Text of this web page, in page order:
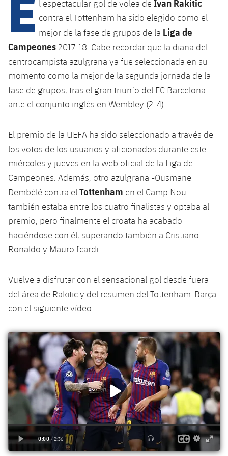
plusicon
más
Instalaciones
Spotify Camp Nou
Barça Cafe
Ciutat Esportiva
La Masia
plusicon
más
Servicios
Servicios Médicos
plusicon
más
Acreditaciones
SUB13
SUB12
SUB11 B
SUB10 B
SUB9 A
SUB9 B
SUB8 A
SUB8 B
SUB13 B
SUB12 C
SUB11 C
Entradas
Gameday Shows
Resultados
Clasificación
Fotos
Historia
Palmarés
Base
Barça Atlètic
Cadete A
Cadete B
Infantil A
Mini
Campus Verano
PLUSICON
Primer Equipo
plusicon
más
Calendario
Entradas
Resultados
Clasificaciones
Jugadores
Fotos
Palmarés
Barça Atlètic
plusicon
más
Calendario
Resultados
Clasificaciones
Jugadores
Fotos
Juvenil
Cadete A
Cadete B
PLUSICON
MÁS
Primer equipo
plusicon
más
Actualidad
Calendario
Entradas
Clasificaciones
Fotos
Palmarés
Historia
Barça Atlètic
plusicon
más
Actualidad
Calendario
Resultados
Base
plusicon
más
Actualidad
Juvenil
Cadete
Infantil
Alevín
Campus Verano
PLUSICON
MÁS
Primer equipo
plusicon
más
Actualidad
Calendario
Entradas
Resultados
Clasificaciones
Barça Atlètic
plusicon
más
Actualidad
Calendario
Resultados
Jugadores
Base
plusicon
más
Actualidad
Barça C
Junior
Campus Verano
PLUSICON
MÁS
Información general
plusicon
más
l espectacular gol de volea de Ivan Rakitic
contra el Tottenham ha sido elegido como el
mejor de la fase de grupos de la Liga de
Campeones 2017-18. Cabe recordar que la diana del
centrocampista azulgrana ya fue seleccionada en su
momento como la mejor de la segunda jornada de la
fase de grupos, tras el gran triunfo del FC Barcelona
ante el conjunto inglés en Wembley (2-4).
El premio de la UEFA ha sido seleccionado a través de
los votos de los usuarios y aficionados durante este
miércoles y jueves en la web oficial de la Liga de
Campeones. Además, otro azulgrana -Ousmane
Dembélé contra el Tottenham en el Camp Nou-
también estaba entre los cuatro finalistas y optaba al
premio, pero finalmente el croata ha acabado
haciéndose con él, superando también a Cristiano
Ronaldo y Mauro Icardi.
Vuelve a disfrutar con el sensacional gol desde fuera
del área de Rakitic y del resumen del Tottenham-Barça
con el siguiente vídeo.